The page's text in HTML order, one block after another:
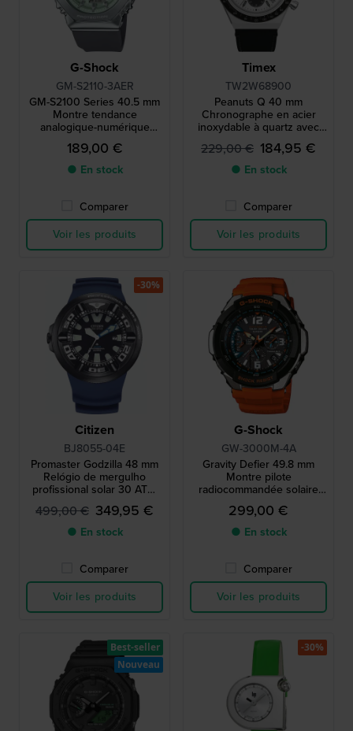
G-Shock
GM-S2110-3AER
GM-S2100 Series 40.5 mm
Montre tendance
analogique-numérique
octogonale
189,00 €
● En stock
Comparer
Voir les produits
Timex
TW2W68900
Peanuts Q 40 mm
Chronographe en acier
inoxydable à quartz avec
date.
229,00 € 184,95 €
● En stock
Comparer
Voir les produits
Citizen
BJ8055-04E
Promaster Godzilla 48 mm
Relógio de mergulho
profissional solar 30 ATM
com extensor de bracelete
499,00 € 349,95 €
● En stock
Comparer
Voir les produits
-30%
G-Shock
GW-3000M-4A
Gravity Defier 49.8 mm
Montre pilote
radiocommandée solaire
orange
299,00 €
● En stock
Comparer
Voir les produits
Best-seller
Nouveau
-30%